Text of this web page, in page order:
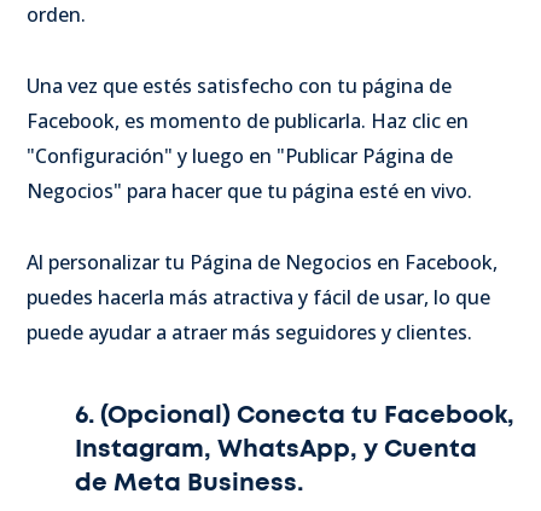
orden.
Una vez que estés satisfecho con tu página de
Facebook, es momento de publicarla. Haz clic en
"Configuración" y luego en "Publicar Página de
Negocios" para hacer que tu página esté en vivo.
Al personalizar tu Página de Negocios en Facebook,
puedes hacerla más atractiva y fácil de usar, lo que
puede ayudar a atraer más seguidores y clientes.
6. (Opcional) Conecta tu Facebook,
Instagram, WhatsApp, y Cuenta
de Meta Business.